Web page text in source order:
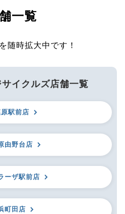
一覧
随時拡大中です！
イクルズ店舗一覧
駅前店
由野台店
ーザ駅前店
町田店